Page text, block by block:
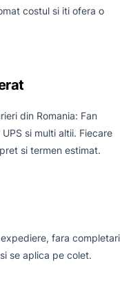
costul si iti ofera o
din Romania: Fan
si multi altii. Fiecare
si termen estimat.
fara completari
se aplica pe colet.